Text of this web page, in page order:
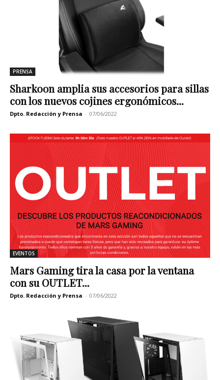
PRENSA
Sharkoon amplia sus accesorios para sillas
con los nuevos cojines ergonómicos...
Dpto. Redacción y Prensa - 07/06/2022
EVENTOS
Mars Gaming tira la casa por la ventana
con su OUTLET...
Dpto. Redacción y Prensa - 07/06/2022